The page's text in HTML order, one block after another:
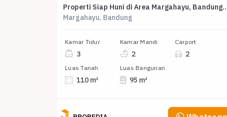
Properti Siap Huni di Area
Margahayu, Bandung
Kamar Tidur
3
Kamar Mandi
2
Carport
2
Luas Tanah
110 m²
Luas Bangunan
95 m²